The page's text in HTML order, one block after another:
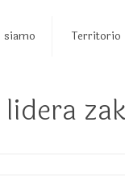
siamo Territorio